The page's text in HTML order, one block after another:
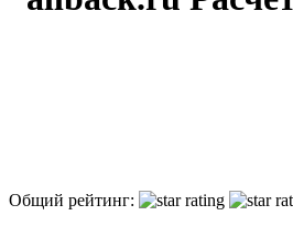
Общий рейтинг: